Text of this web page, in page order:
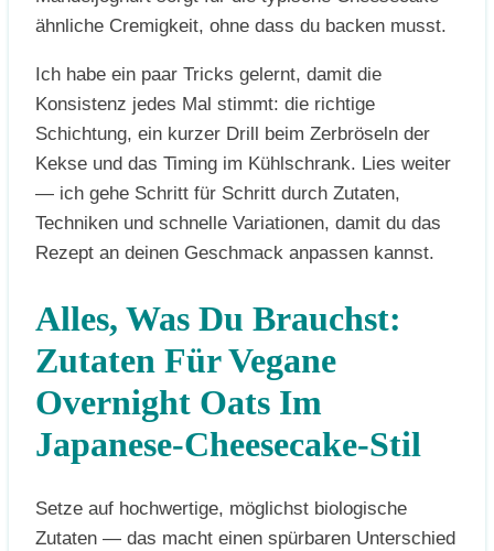
ähnliche Cremigkeit, ohne dass du backen musst.
Ich habe ein paar Tricks gelernt, damit die
Konsistenz jedes Mal stimmt: die richtige
Schichtung, ein kurzer Drill beim Zerbröseln der
Kekse und das Timing im Kühlschrank. Lies weiter
— ich gehe Schritt für Schritt durch Zutaten,
Techniken und schnelle Variationen, damit du das
Rezept an deinen Geschmack anpassen kannst.
Alles, Was Du Brauchst:
Zutaten Für Vegane
Overnight Oats Im
Japanese-Cheesecake-Stil
Setze auf hochwertige, möglichst biologische
Zutaten — das macht einen spürbaren Unterschied